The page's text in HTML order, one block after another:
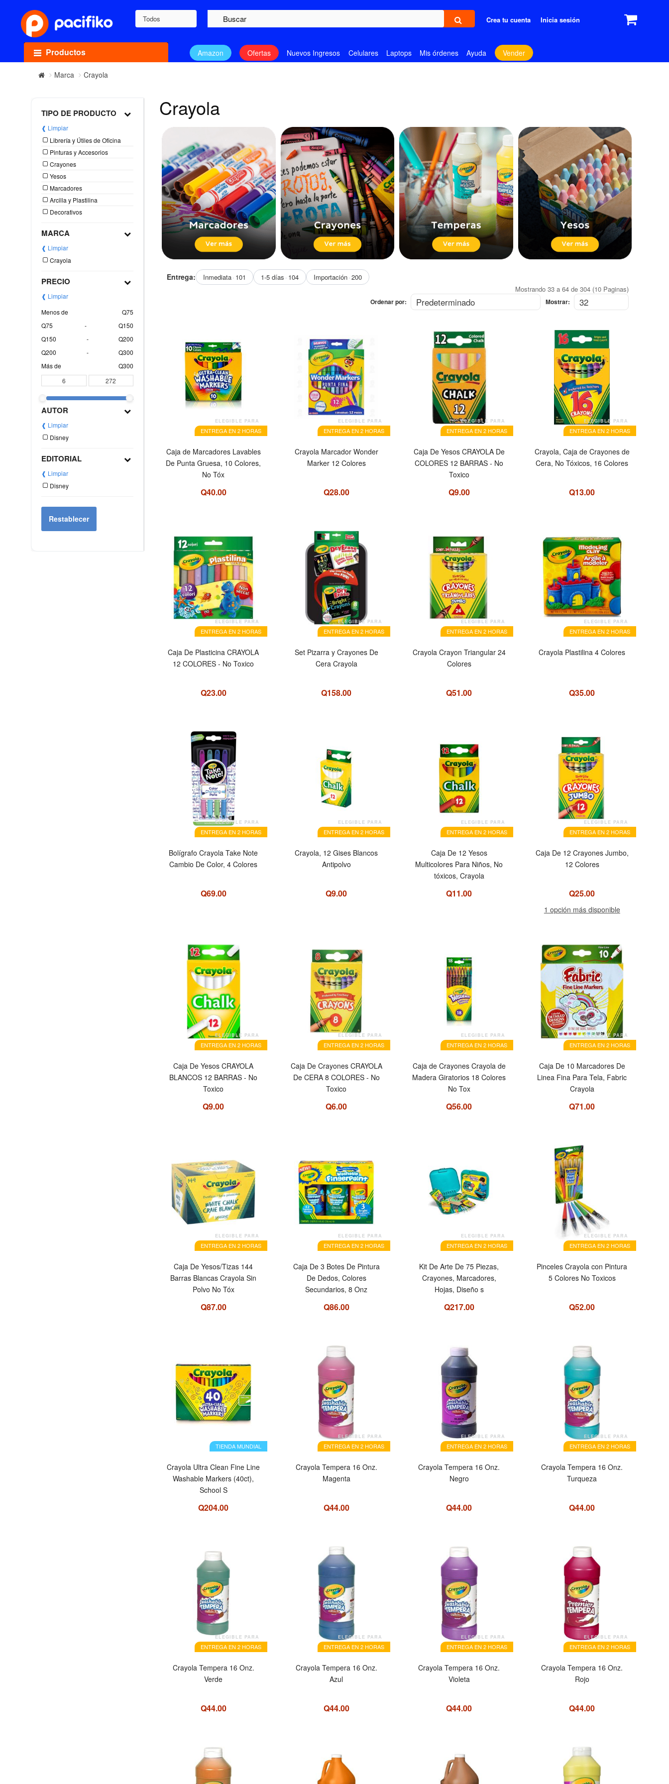
Todos Crea tu cuenta Inicia sesión
Productos Amazon Ofertas Nuevos Ingresos Celulares Laptops Mis órdenes Ayuda Vender
Marca Crayola
TIPO DE PRODUCTO
❰ Limpiar
Librería y Útiles de Oficina
Pinturas y Accesorios
Crayones
Yesos
Marcadores
Arcilla y Plastilina
Decorativos
MARCA
❰ Limpiar
Crayola
PRECIO
❰ Limpiar
Menos de
Q75
Q75
-
Q150
Q150
-
Q200
Q200
-
Q300
Más de
Q300
AUTOR
❰ Limpiar
Disney
EDITORIAL
❰ Limpiar
Disney
Restablecer
Crayola
Entrega: Inmediata 101 1-5 días 104 Importación 200
Mostrando 33 a 64 de 304 (10 Paginas)
Ordenar por: Mostrar:
ELEGIBLE PARA
ENTREGA EN 2 HORAS
Caja de Marcadores Lavables
De Punta Gruesa, 10 Colores,
No Tóx
Q40.00
ELEGIBLE PARA
ENTREGA EN 2 HORAS
Crayola Marcador Wonder
Marker 12 Colores
Q28.00
ELEGIBLE PARA
ENTREGA EN 2 HORAS
Caja De Yesos CRAYOLA De
COLORES 12 BARRAS - No
Toxico
Q9.00
ELEGIBLE PARA
ENTREGA EN 2 HORAS
Crayola, Caja de Crayones de
Cera, No Tóxicos, 16 Colores
Q13.00
ELEGIBLE PARA
ENTREGA EN 2 HORAS
Caja De Plasticina CRAYOLA
12 COLORES - No Toxico
Q23.00
ELEGIBLE PARA
ENTREGA EN 2 HORAS
Set Pizarra y Crayones De
Cera Crayola
Q158.00
ELEGIBLE PARA
ENTREGA EN 2 HORAS
Crayola Crayon Triangular 24
Colores
Q51.00
ELEGIBLE PARA
ENTREGA EN 2 HORAS
Crayola Plastilina 4 Colores
Q35.00
ELEGIBLE PARA
ENTREGA EN 2 HORAS
Bolígrafo Crayola Take Note
Cambio De Color, 4 Colores
Q69.00
ELEGIBLE PARA
ENTREGA EN 2 HORAS
Crayola, 12 Gises Blancos
Antipolvo
Q9.00
ELEGIBLE PARA
ENTREGA EN 2 HORAS
Caja De 12 Yesos
Multicolores Para Niños, No
tóxicos, Crayola
Q11.00
ELEGIBLE PARA
ENTREGA EN 2 HORAS
Caja De 12 Crayones Jumbo,
12 Colores
Q25.00
1 opción más disponible
ELEGIBLE PARA
ENTREGA EN 2 HORAS
Caja De Yesos CRAYOLA
BLANCOS 12 BARRAS - No
Toxico
Q9.00
ELEGIBLE PARA
ENTREGA EN 2 HORAS
Caja De Crayones CRAYOLA
De CERA 8 COLORES - No
Toxico
Q6.00
ELEGIBLE PARA
ENTREGA EN 2 HORAS
Caja de Crayones Crayola de
Madera Giratorios 18 Colores
No Tox
Q56.00
ELEGIBLE PARA
ENTREGA EN 2 HORAS
Caja De 10 Marcadores De
Linea Fina Para Tela, Fabric
Crayola
Q71.00
ELEGIBLE PARA
ENTREGA EN 2 HORAS
Caja De Yesos/Tizas 144
Barras Blancas Crayola Sin
Polvo No Tóx
Q87.00
ELEGIBLE PARA
ENTREGA EN 2 HORAS
Caja De 3 Botes De Pintura
De Dedos, Colores
Secundarios, 8 Onz
Q86.00
ELEGIBLE PARA
ENTREGA EN 2 HORAS
Kit De Arte De 75 Piezas,
Crayones, Marcadores,
Hojas, Diseño s
Q217.00
ELEGIBLE PARA
ENTREGA EN 2 HORAS
Pinceles Crayola con Pintura
5 Colores No Toxicos
Q52.00
TIENDA MUNDIAL
Crayola Ultra Clean Fine Line
Washable Markers (40ct),
School S
Q204.00
ELEGIBLE PARA
ENTREGA EN 2 HORAS
Crayola Tempera 16 Onz.
Magenta
Q44.00
ELEGIBLE PARA
ENTREGA EN 2 HORAS
Crayola Tempera 16 Onz.
Negro
Q44.00
ELEGIBLE PARA
ENTREGA EN 2 HORAS
Crayola Tempera 16 Onz.
Turqueza
Q44.00
ELEGIBLE PARA
ENTREGA EN 2 HORAS
Crayola Tempera 16 Onz.
Verde
Q44.00
ELEGIBLE PARA
ENTREGA EN 2 HORAS
Crayola Tempera 16 Onz.
Azul
Q44.00
ELEGIBLE PARA
ENTREGA EN 2 HORAS
Crayola Tempera 16 Onz.
Violeta
Q44.00
ELEGIBLE PARA
ENTREGA EN 2 HORAS
Crayola Tempera 16 Onz.
Rojo
Q44.00